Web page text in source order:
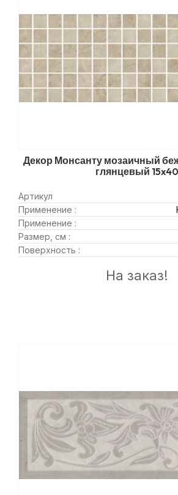
Декор Монсанту мозаичный
глянцевый 15x40
Артикул
Применение :
Применение :
Размер, см :
Поверхность :
На заказ!